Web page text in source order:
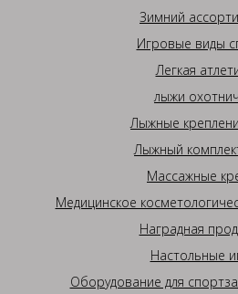
Зимний
Игровые виды
Легкая
лыжи
Лыжные
Лыжный
Массажные
Медицинское
Наградная
Настольные
Оборудование для